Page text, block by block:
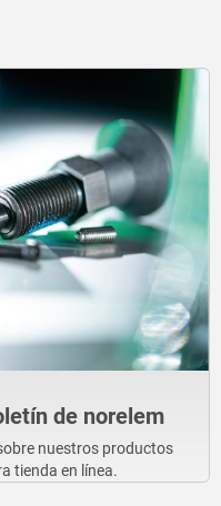
de norelem
nuestros productos
tienda en línea.